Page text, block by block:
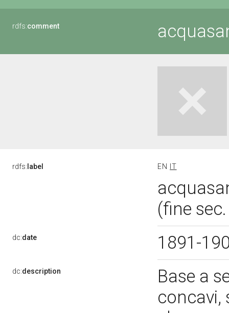
rdfs:comment
rdfs: label EN IT
(fine
dc:date 1891-
dc:description
Base a
concavi,